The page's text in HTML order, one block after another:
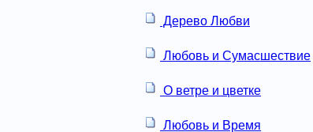
Дерево Любви
Любовь и Сумасшествие
О ветре и цветке
Любовь и Время